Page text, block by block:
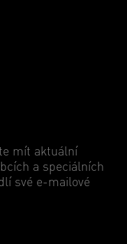
mít aktuální
a speciálních
své e-mailové